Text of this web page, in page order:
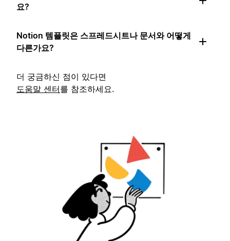
요?
Notion 템플릿은 스프레드시트나 문서와 어떻게
다른가요?
더 궁금하신 점이 있다면
도움말 센터를 참조하세요.